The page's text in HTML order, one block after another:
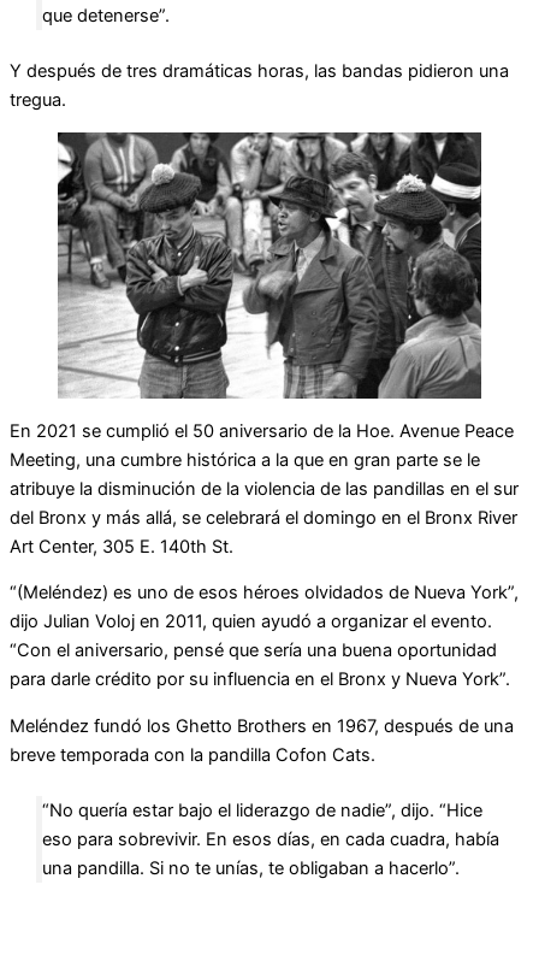
que detenerse”.
Y después de tres dramáticas horas, las bandas pidieron una
tregua.
En 2021 se cumplió el 50 aniversario de la Hoe. Avenue Peace
Meeting, una cumbre histórica a la que en gran parte se le
atribuye la disminución de la violencia de las pandillas en el sur
del Bronx y más allá, se celebrará el domingo en el Bronx River
Art Center, 305 E. 140th St.
“(Meléndez) es uno de esos héroes olvidados de Nueva York”,
dijo Julian Voloj en 2011, quien ayudó a organizar el evento.
“Con el aniversario, pensé que sería una buena oportunidad
para darle crédito por su influencia en el Bronx y Nueva York”.
Meléndez fundó los Ghetto Brothers en 1967, después de una
breve temporada con la pandilla Cofon Cats.
“No quería estar bajo el liderazgo de nadie”, dijo. “Hice
eso para sobrevivir. En esos días, en cada cuadra, había
una pandilla. Si no te unías, te obligaban a hacerlo”.